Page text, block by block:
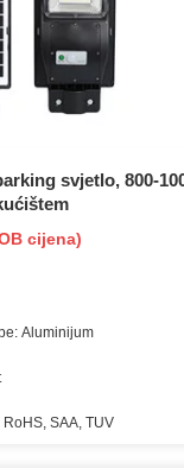
svjetlo, 800-
cijena)
Aluminijum
SAA, TUV